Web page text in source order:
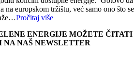
na europskom tržištu, već samo ono što se
Pročitaj više
ENERGIJE MOŽETE ČITATI
NA NAŠ NEWSLETTER